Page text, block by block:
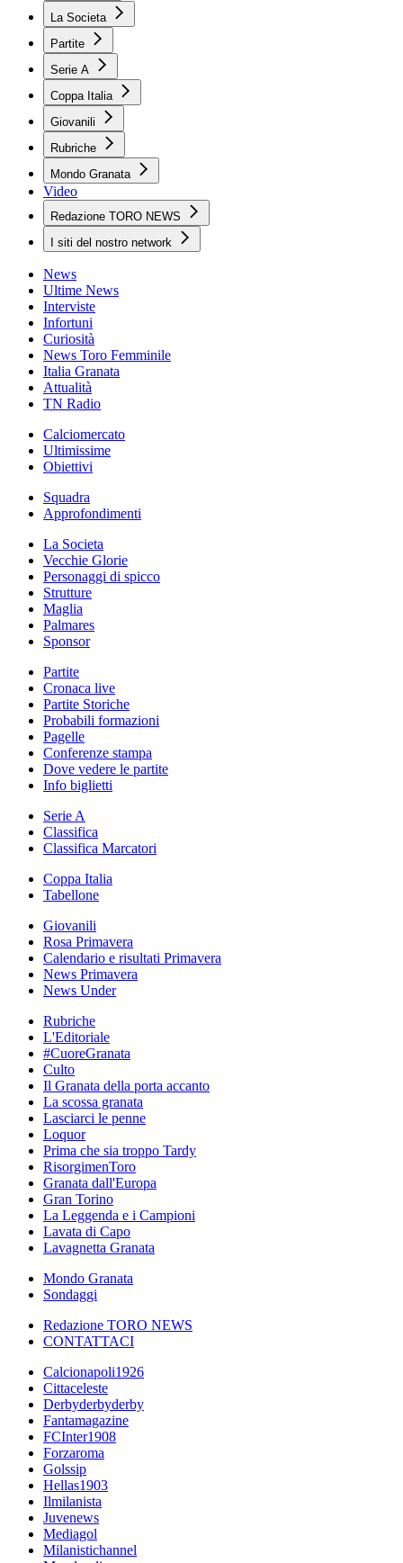
La Societa
Partite
Serie A
Coppa Italia
Giovanili
Rubriche
Mondo Granata
Video
Redazione TORO NEWS
I siti del nostro network
News
Ultime News
Interviste
Infortuni
Curiosità
News Toro Femminile
Italia Granata
Attualità
TN Radio
Calciomercato
Ultimissime
Obiettivi
Squadra
Approfondimenti
La Societa
Vecchie Glorie
Personaggi di spicco
Strutture
Maglia
Palmares
Sponsor
Partite
Cronaca live
Partite Storiche
Probabili formazioni
Pagelle
Conferenze stampa
Dove vedere le partite
Info biglietti
Serie A
Classifica
Classifica Marcatori
Coppa Italia
Tabellone
Giovanili
Rosa Primavera
Calendario e risultati Primavera
News Primavera
News Under
Rubriche
L'Editoriale
#CuoreGranata
Culto
Il Granata della porta accanto
La scossa granata
Lasciarci le penne
Loquor
Prima che sia troppo Tardy
RisorgimenToro
Granata dall'Europa
Gran Torino
La Leggenda e i Campioni
Lavata di Capo
Lavagnetta Granata
Mondo Granata
Sondaggi
Redazione TORO NEWS
CONTATTACI
Calcionapoli1926
Cittaceleste
Derbyderbyderby
Fantamagazine
FCInter1908
Forzaroma
Golssip
Hellas1903
Ilmilanista
Juvenews
Mediagol
Milanistichannel